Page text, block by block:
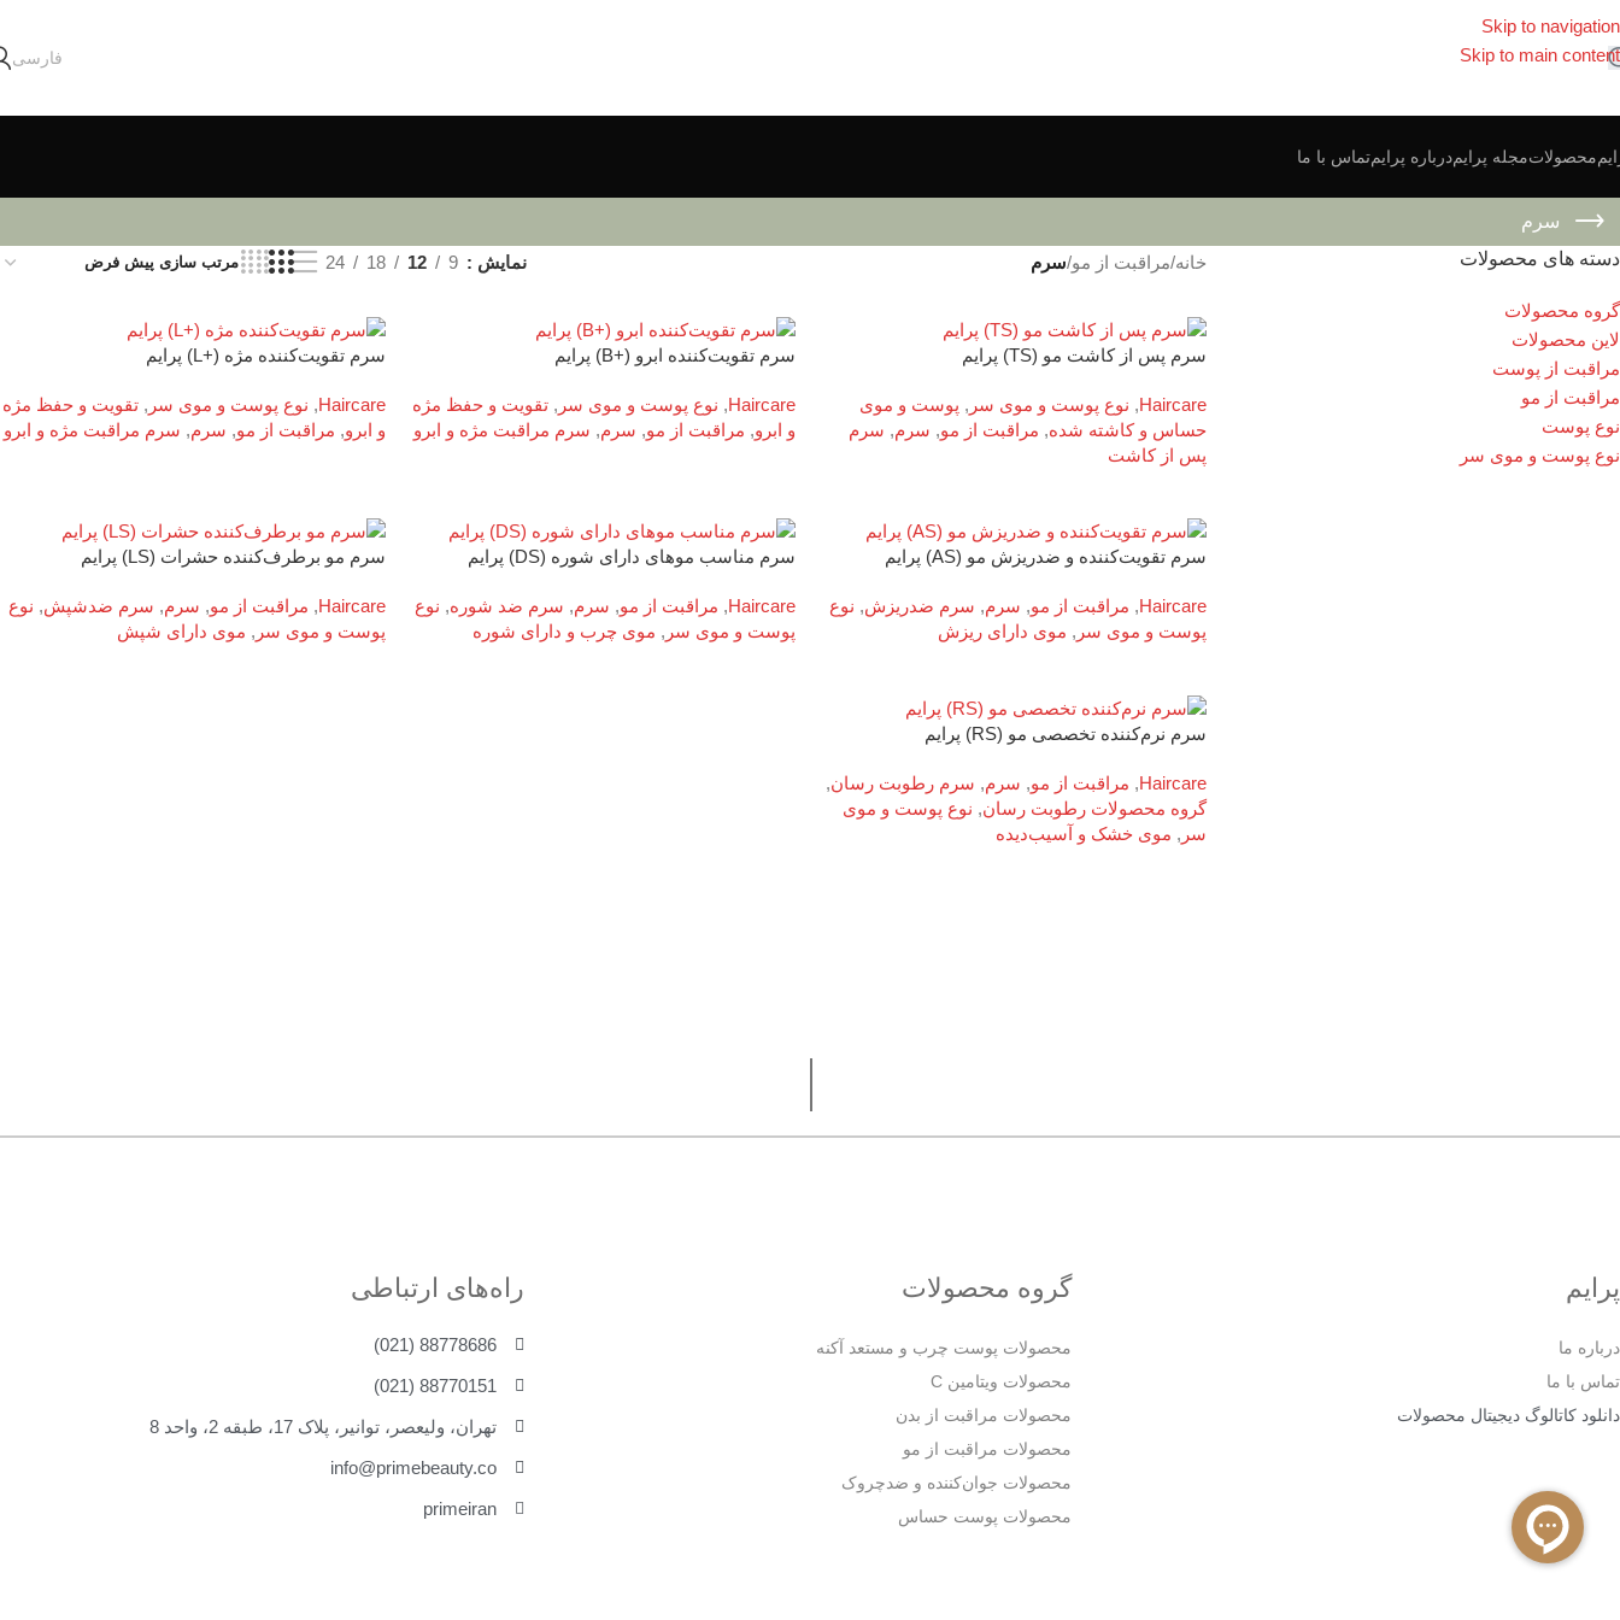
Skip to navigation
Skip to main content
فارسی
محصولاتمجله پرایمدرباره پرایمتماس با ما
سرم
دسته های محصولات
گروه محصولات
لاین محصولات
مراقبت از پوست
مراقبت از مو
نوع پوست
نوع پوست و موی سر
خانه/مراقبت از مو/سرم نمایش 9
12
18
24
سرم پس از کاشت مو (TS) پرایم
Haircare
, نوع پوست و موی سر , پوست و موی
حساس و کاشته شده, مراقبت از مو, سرم, سرم
پس از کاشت
سرم تقویت‌کننده ابرو (+B) پرایم
Haircare
, نوع پوست و موی سر , تقویت و حفظ مژه
و ابرو, مراقبت از مو, سرم, سرم مراقبت مژه و ابرو
سرم تقویت‌کننده مژه (+L) پرایم
Haircare
, نوع پوست و موی سر , تقویت و حفظ مژه
و ابرو, مراقبت از مو, سرم, سرم مراقبت مژه و ابرو
سرم تقویت‌کننده و ضدریزش مو (AS) پرایم
Haircare
, مراقبت از مو, سرم, سرم ضدریزش, نوع
پوست و موی سر , موی دارای ریزش
سرم مناسب موهای دارای شوره (DS) پرایم
Haircare
, مراقبت از مو, سرم, سرم ضد شوره, نوع
پوست و موی سر , موی چرب و دارای شوره
سرم مو برطرف‌کننده حشرات (LS) پرایم
Haircare
, مراقبت از مو, سرم, سرم ضدشپش, نوع
پوست و موی سر , موی دارای شپش
سرم نرم‌کننده تخصصی مو (RS) پرایم
Haircare
, مراقبت از مو, سرم, سرم رطوبت رسان,
گروه محصولات رطوبت رسان, نوع پوست و موی
سر , موی خشک و آسیب‌دیده
پرایم
درباره ما
تماس با ما
دانلود کاتالوگ دیجیتال محصولات
گروه محصولات
محصولات پوست چرب و مستعد آکنه
محصولات ویتامین C
محصولات مراقبت از بدن
محصولات مراقبت از مو
محصولات جوان‌کننده و ضدچروک
محصولات پوست حساس
راه‌های ارتباطی
88778686 (021)
88770151 (021)
تهران، ولیعصر، توانیر، پلاک 17، طبقه 2، واحد 8
info@primebeauty.co
primeiran